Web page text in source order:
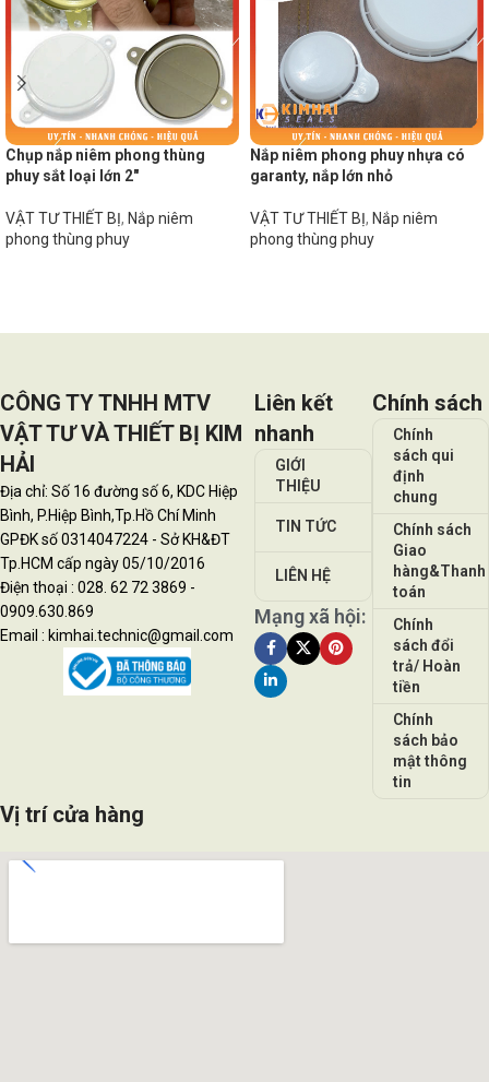
Chụp nắp niêm phong thùng
phuy sắt loại lớn 2″
VẬT TƯ THIẾT BỊ, Nắp niêm
phong thùng phuy
Nắp niêm phong phuy nhựa có
garanty, nắp lớn nhỏ
VẬT TƯ THIẾT BỊ, Nắp niêm
phong thùng phuy
CÔNG TY TNHH MTV
VẬT TƯ VÀ THIẾT BỊ KIM
HẢI
Địa chỉ: Số 16 đường số 6, KDC Hiệp
Bình, P.Hiệp Bình,Tp.Hồ Chí Minh
GPĐK số 0314047224 - Sở KH&ĐT
Tp.HCM cấp ngày 05/10/2016
Điện thoại : 028. 62 72 3869 -
0909.630.869
Email : kimhai.technic@gmail.com
Liên kết
nhanh
GIỚI
THIỆU
TIN TỨC
LIÊN HỆ
Mạng xã hội:
Chính sách
Chính
sách qui
định
chung
Chính sách
Giao
hàng&Thanh
toán
Chính
sách đổi
trả/ Hoàn
tiền
Chính
sách bảo
mật thông
tin
Vị trí cửa hàng